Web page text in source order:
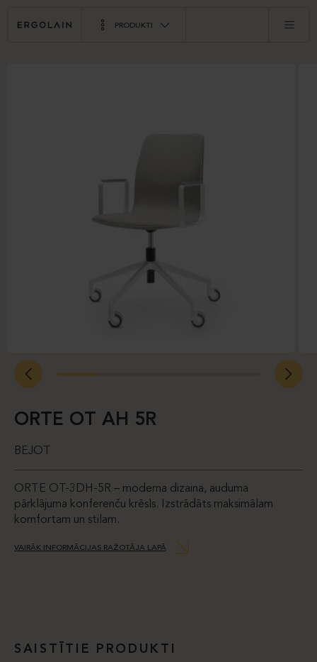
PRODUKTI
ORTE OT AH 5R
BEJOT
ORTE OT-3DH-5R – moderna dizaina, auduma
pārklājuma konferenču krēsls. Izstrādāts maksimālam
komfortam un stilam.
VAIRĀK INFORMĀCIJAS RAŽOTĀJA LAPĀ
SAISTĪTIE PRODUKTI